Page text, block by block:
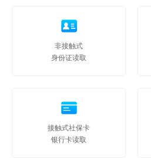
非接触式
身份证读取
接触式社保卡
银行卡读取